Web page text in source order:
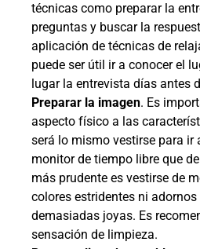
técnicas como preparar la
preguntas y buscar la
aplicación de técnicas de
puede ser útil ir a conocer el
lugar la entrevista días antes
Preparar la imagen. Es
aspecto físico a las
será lo mismo vestirse para ir
monitor de tiempo libre que
más prudente es vestirse de
colores estridentes ni
demasiadas joyas. Es
sensación de limpieza.